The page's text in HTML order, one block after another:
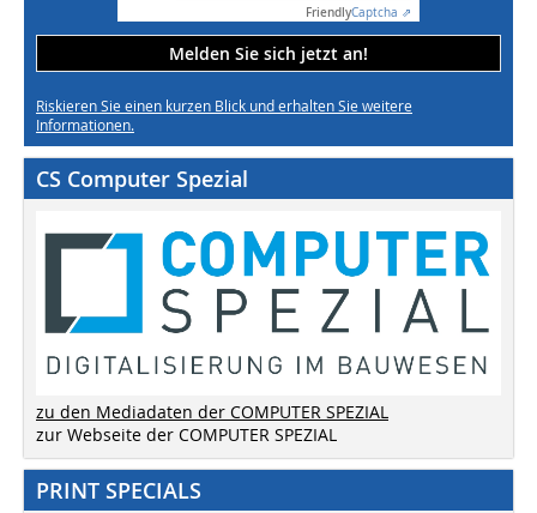
FriendlyCaptcha ⇗
Melden Sie sich jetzt an!
Riskieren Sie einen kurzen Blick und erhalten Sie weitere
Informationen.
CS Computer Spezial
zu den Mediadaten der COMPUTER SPEZIAL
zur Webseite der COMPUTER SPEZIAL
PRINT SPECIALS